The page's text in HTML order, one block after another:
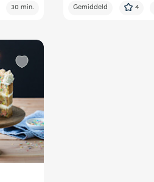
30 min. Gemiddeld 4